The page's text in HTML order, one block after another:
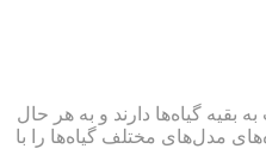
گیاه‌ها دارند و به هر حال
مدل‌های مختلف گیاه‌ها را با